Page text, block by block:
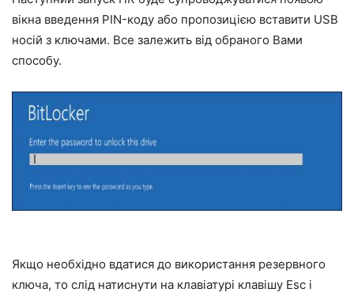
вікна введення PIN-коду або пропозицією вставити USB
носій з ключами. Все залежить від обраного Вами
способу.
Якщо необхідно вдатися до використання резервного
ключа, то слід натиснути на клавіатурі клавішу Esc і